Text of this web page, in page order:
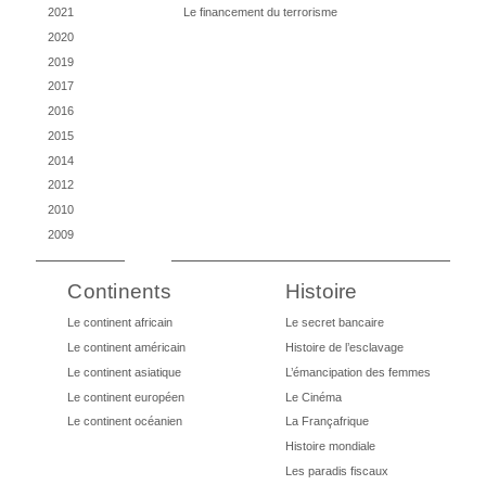
2021
2020
2019
2017
2016
2015
2014
2012
2010
2009
Le financement du terrorisme
Continents
Le continent africain
Le continent américain
Le continent asiatique
Le continent européen
Le continent océanien
Histoire
Le secret bancaire
Histoire de l’esclavage
L’émancipation des femmes
Le Cinéma
La Françafrique
Histoire mondiale
Les paradis fiscaux